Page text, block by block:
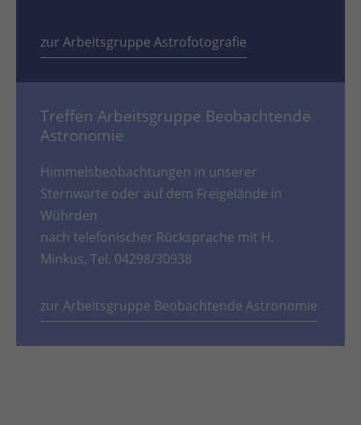
zur Arbeitsgruppe Astrofotografie
Treffen Arbeitsgruppe Beobachtende
Astronomie
Himmelsbeobachtungen in unserer
Sternwarte oder auf dem Freigelände in
Wührden
nach telefonischer Rücksprache mit H.
Minkus, Tel. 04298/30938
zur Arbeitsgruppe Beobachtende Astronomie